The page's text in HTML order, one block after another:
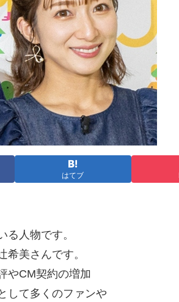
はてブ
人物です。
美さんです。
やCM契約の増加
して多くのファンや